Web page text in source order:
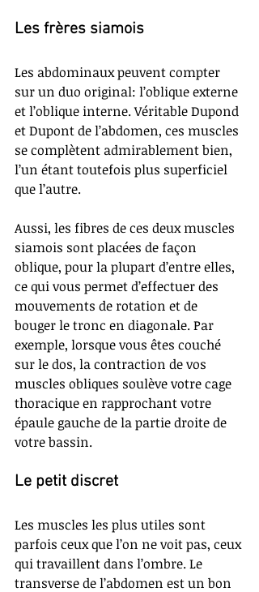
Les frères siamois
Les abdominaux peuvent compter
sur un duo original: l’oblique externe
et l’oblique interne. Véritable Dupond
et Dupont de l’abdomen, ces muscles
se complètent admirablement bien,
l’un étant toutefois plus superficiel
que l’autre.
Aussi, les fibres de ces deux muscles
siamois sont placées de façon
oblique, pour la plupart d’entre elles,
ce qui vous permet d’effectuer des
mouvements de rotation et de
bouger le tronc en diagonale. Par
exemple, lorsque vous êtes couché
sur le dos, la contraction de vos
muscles obliques soulève votre cage
thoracique en rapprochant votre
épaule gauche de la partie droite de
votre bassin.
Le petit discret
Les muscles les plus utiles sont
parfois ceux que l’on ne voit pas, ceux
qui travaillent dans l’ombre. Le
transverse de l’abdomen est un bon